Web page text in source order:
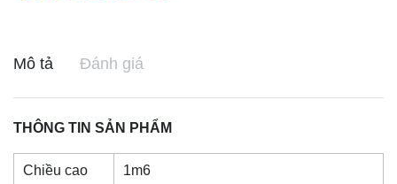
Mô tả Đánh giá
THÔNG TIN SẢN PHẨM
Chiều cao 1m6